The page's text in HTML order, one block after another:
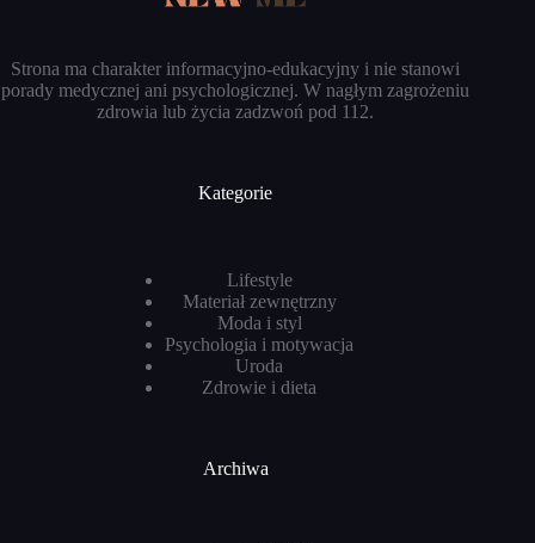
Strona ma charakter informacyjno-edukacyjny i nie stanowi
porady medycznej ani psychologicznej. W nagłym zagrożeniu
zdrowia lub życia zadzwoń pod 112.
Kategorie
Lifestyle
Materiał zewnętrzny
Moda i styl
Psychologia i motywacja
Uroda
Zdrowie i dieta
Archiwa